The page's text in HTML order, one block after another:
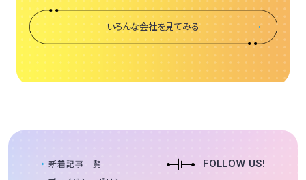
いろんな会社を見てみる
新着記事一覧
FOLLOW US!